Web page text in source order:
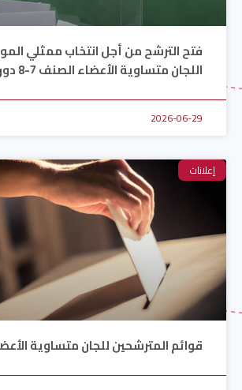
فتح الترشح من أجل انتخاب ممثلي
اللجان متساوية الأعضاء الصنف 7-8 دورة ثانية
2026-06-29
إعلانات
قوائم المترشحين للجان متساوية